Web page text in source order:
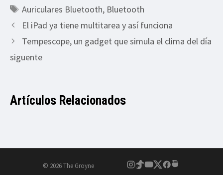
Etiquetas
Auriculares Bluetooth, Bluetooth
El iPad ya tiene multitarea y así funciona
Tempescope, un gadget que simula el clima del día
siguente
Artículos Relacionados
© 2026 The Groyne